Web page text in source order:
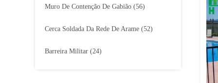
Muro De Contenção De Gabião (56)
Cerca Soldada Da Rede De Arame (52)
Barreira Militar (24)